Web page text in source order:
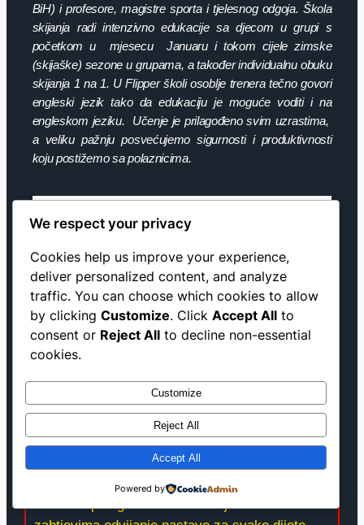
BiH) i profesore, magistre sporta i tjelesnog odgoja. Škola
skijanja radi intenzivno edukacije sa djecom u grupi s
početkom u mjesecu Januaru i tokom cijele zimske
(skijaške) sezone u grupama, a također individualnu obuku
skijanja 1 na 1. U Flipper školi osoblje trenera tečno govori
engleski jezik tako da edukaciju je moguće voditi i na
engleskom jeziku. Učenje je prilagođeno svim uzrastima,
a veliku pažnju posvećujemo sigurnosti i produktivnosti
koju postižemo sa polaznicima.
U cilju da olakšamo maksimalno rezervaciju
termina i prilagodimo Vašim željama i
We respect your privacy
Cookies help us improve your experience,
deliver personalized content, and analyze
traffic. You can choose which cookies to allow
by clicking Customize. Click Accept All to
consent or Reject All to decline non-essential
cookies.
Customize
Reject All
Accept All
Powered by